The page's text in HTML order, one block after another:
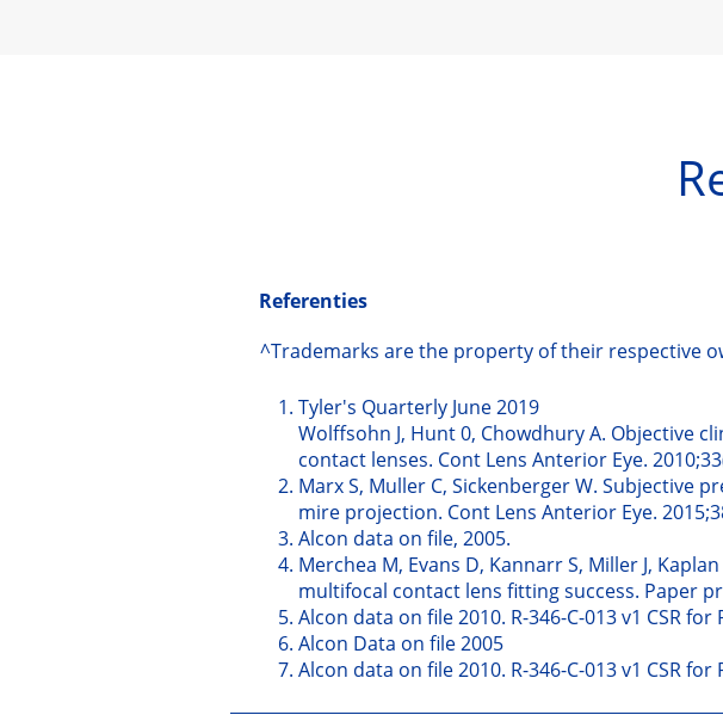
Referenties
^Trademarks are the property of their respective
Tyler's Quarterly June 2019
Wolffsohn J, Hunt 0, Chowdhury A. Objective
contact lenses. Cont Lens Anterior Eye.
Marx S, Muller C, Sickenberger W. Subjective
mire projection. Cont Lens Anterior Eye.
Alcon data on file, 2005.
Merchea M, Evans D, Kannarr S, Miller J,
multifocal contact lens fitting success. Paper
Alcon data on file 2010. R-346-C-013 v1 CSR
Alcon Data on file 2005
Alcon data on file 2010. R-346-C-013 v1 CSR